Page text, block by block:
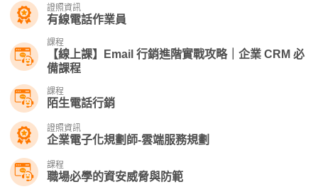
證照資訊
有線電話作業員
課程
【線上課】Email 行銷進階實戰攻略｜企業 CRM 必
備課程
課程
陌生電話行銷
證照資訊
企業電子化規劃師-雲端服務規劃
課程
職場必學的資安威脅與防範